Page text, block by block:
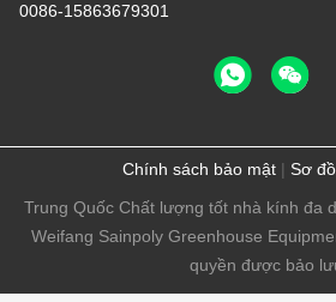
0086-15863679301
Chính sách bảo mật| Sơ
Trung Quốc Chất lượng tốt nhà kính đa
Weifang Sainpoly Greenhouse
quyền được bảo